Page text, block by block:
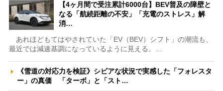
【4ヶ月間で受注累計6000台】BEV普及の障壁と
なる「航続距離の不安」「充電のストレス」解
消…
あれほどもてはやされていた「EV（BEV）シフト」の潮流も、
最近では減速基調になっているように見える。…
《雪道の対応力を検証》シビアな状況で実感した「フォレスタ
ー」の真価 「ターボ」と「スト…